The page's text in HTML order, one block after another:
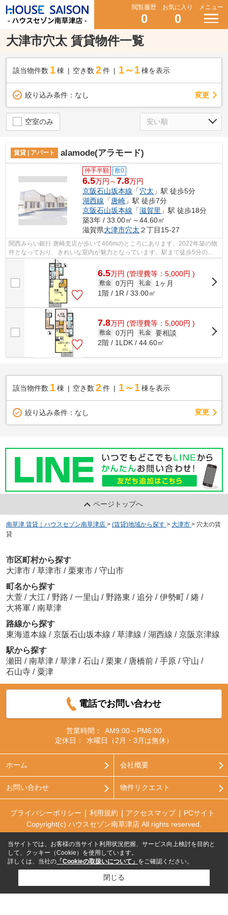
閲覧履歴
0
お気に入り
0
メニュー
大津市穴太 賃貸物件一覧
該当物件数 1棟 空き数 2 件 1～1 棟を表示
絞り込み条件： なし 変更
空室のみ
賃貸 | アパート alamode(アラモード)
仲手半額 敷0
6.5万円～7.8万円
京阪石山坂本線 「穴太 」駅 徒歩5分
湖西線 「唐崎 」駅 徒歩7分
京阪石山坂本線 「滋賀里 」駅 徒歩18分
築3年 / 33.00㎡～44.60㎡
滋賀県大津市穴太 ２丁目15-27
関西みらい銀行 唐崎支店が歩いて466mのところにあります。2022年築の物
件となっており、きれいな室内が魅力となっています。駅まで徒歩5分の位
置に立地する、アクセス良好な物件です...
6.5万円 (管理費等：5,000円 )
敷金 0万円 礼金
1ヶ月
1階 / 1R / 33.00㎡
7.8万円 (管理費等：5,000円 )
敷金 0万円 礼金 要相談
2階 / 1LDK / 44.60㎡
該当物件数 1棟 空き数 2 件 1～1 棟を表示
絞り込み条件： なし 変更
ページトップへ
南草津 賃貸｜ハウスセゾン南草津店 > (賃貸)地域から探す > 大津市 > 穴太の賃
貸
市区町村から探す
大津市 / 草津市 / 栗東市 / 守山市
町名から探す
大萱 / 大江 / 野路 / 一里山 / 野路東 / 追分 / 伊勢町 / 綣 /
大将軍 / 南草津
路線から探す
東海道本線 / 京阪石山坂本線 / 草津線 / 湖西線 / 京阪京津線
駅から探す
瀬田 / 南草津 / 草津 / 石山 / 栗東 / 唐橋前 / 手原 / 守山 /
石山寺 / 粟津
電話でお問い合わせ
営業時間：
AM9:00～PM6:00
定休日：
水曜日（2月・3月は無休）
ホーム 会社概要
お問い合わせ 物件リクエスト
プライバシーポリシー 利用規約 アクセスマップ
PCサイト
Copyright(c) ハウスセゾン南草津店 All rights reserved.
当サイトでは、お客様の当サイト利用状況把握、サービス向上検討を目的と
して、クッキー（Cookie）を使用しています。
詳しくは、当社の 「Cookieの取扱いについて」 をご確認ください。
閉じる